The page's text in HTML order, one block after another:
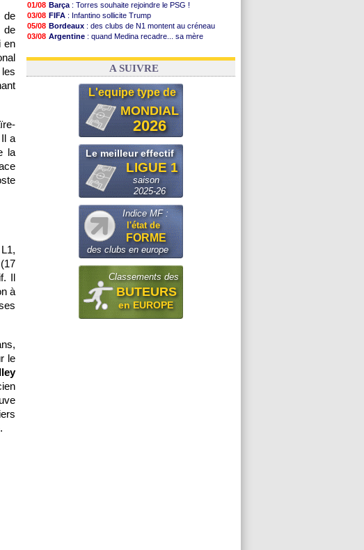
de
de
en
a
la
Il
à
le
01/08 Barça : Torres souhaite rejoindre le PSG !
03/08 FIFA : Infantino sollicite Trump
05/08 Bordeaux : des clubs de N1 montent au créneau
03/08 Argentine : quand Medina recadre... sa mère
03/08 OM: Paixão attire un 2e club anglais
A SUIVRE
L'equipe type de
MONDIAL
2026
Le meilleur effectif
LIGUE 1
saison
2025-26
Indice MF :
l'état de
FORME
des clubs en europe
Classements des
BUTEURS
en EUROPE